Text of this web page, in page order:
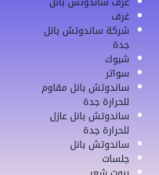
غرف
شركة ساندوتش بانل
جدة
شبوك
سواتر
ساندوتش بانل مقاوم
للحرارة جدة
ساندوتش بانل عازل
للحرارة جدة
ساندوتش بانل
جلسات